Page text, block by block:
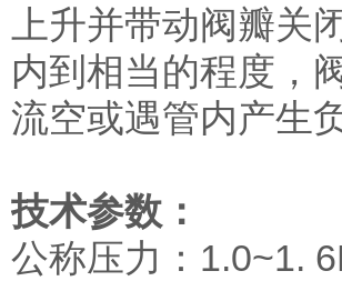
上升并带动阀瓣
内到相当的程度，
流空或遇管内产生
技术参数：
公称压力：1.0~1.